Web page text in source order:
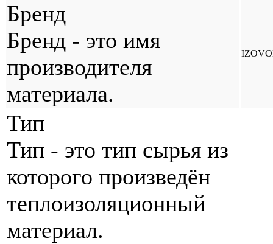
Бренд
Бренд - это имя
производителя
материала.
Тип
Тип - это тип сырья из
которого произведён
теплоизоляционный
материал.